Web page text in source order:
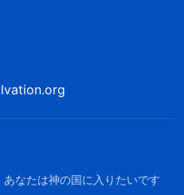
なたは神の国に入りたいです